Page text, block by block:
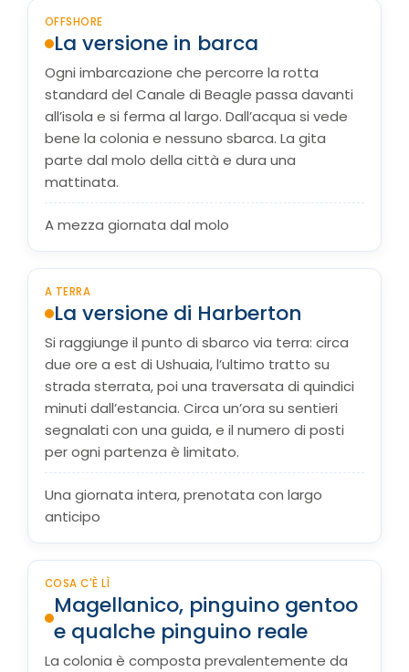
OFFSHORE
La versione in barca
Ogni imbarcazione che percorre la rotta
standard del Canale di Beagle passa davanti
all’isola e si ferma al largo. Dall’acqua si vede
bene la colonia e nessuno sbarca. La gita
parte dal molo della città e dura una
mattinata.
A mezza giornata dal molo
A TERRA
La versione di Harberton
Si raggiunge il punto di sbarco via terra: circa
due ore a est di Ushuaia, l’ultimo tratto su
strada sterrata, poi una traversata di quindici
minuti dall’estancia. Circa un’ora su sentieri
segnalati con una guida, e il numero di posti
per ogni partenza è limitato.
Una giornata intera, prenotata con largo
anticipo
COSA C'È LÌ
Magellanico, pinguino gentoo
e qualche pinguino reale
La colonia è composta prevalentemente da